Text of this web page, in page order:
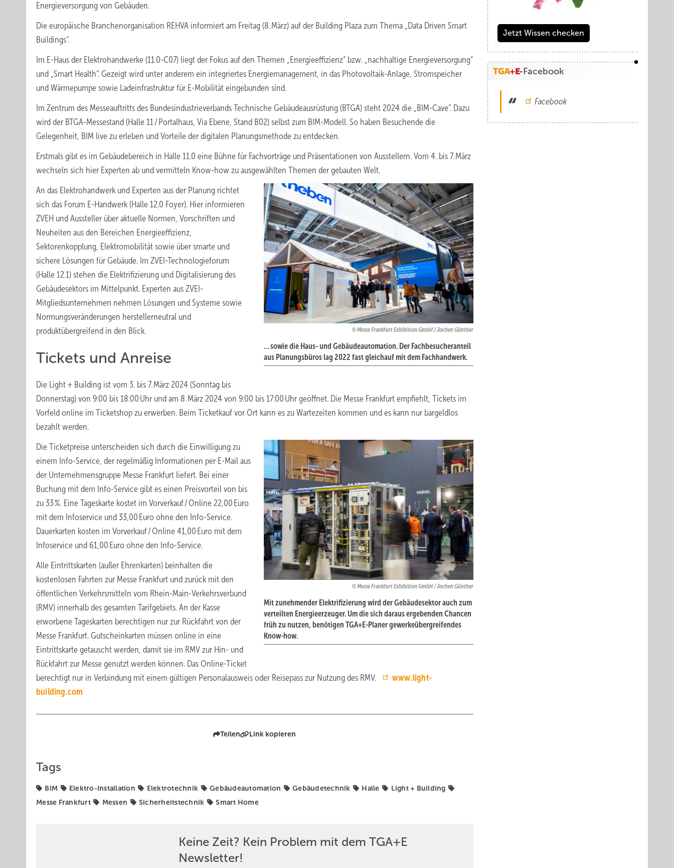
Energieversorgung von Gebäuden.
Die europäische Branchenorganisation REHVA informiert am Freitag (8. März) auf der Building Plaza zum Thema „Data Driven Smart
Buildings“.
Im E-Haus der Elektrohandwerke (11.0-C07) liegt der Fokus auf den Themen „Energieeffizienz“ bzw. „nachhaltige Energieversorgung“
und „Smart Health“. Gezeigt wird unter anderem ein integriertes Energiemanagement, in das Photovoltaik-Anlage, Stromspeicher
und Wärmepumpe sowie Ladeinfrastruktur für E-Mobilität eingebunden sind.
Im Zentrum des Messeauftritts des Bundesindustrieverbands Technische Gebäudeausrüstung (BTGA) steht 2024 die „BIM-Cave“. Dazu
wird der BTGA-Messestand (Halle 11 / Portalhaus, Via Ebene, Stand B02) selbst zum BIM-Modell. So haben Besuchende die
Gelegenheit, BIM live zu erleben und Vorteile der digitalen Planungsmethode zu entdecken.
Erstmals gibt es im Gebäudebereich in Halle 11.0 eine Bühne für Fachvorträge und Präsentationen von Ausstellern. Vom 4. bis 7. März
wechseln sich hier Experten ab und vermitteln Know-how zu ausgewählten Themen der gebauten Welt.
Messe Frankfurt Exhibition GmbH / Jochen Günther
… sowie die Haus- und Gebäudeautomation. Der Fachbesucheranteil
aus Planungsbüros lag 2022 fast gleichauf mit dem Fachhandwerk.
An das Elektrohandwerk und Experten aus der Planung richtet
sich das Forum E-Handwerk (Halle 12.0 Foyer). Hier informieren
ZVEH und Aussteller über aktuelle Normen, Vorschriften und
Neuheiten aus den Bereichen Energieeffizienz,
Sektorenkopplung, Elektromobilität sowie über smarte und
sichere Lösungen für Gebäude. Im ZVEI-Technologieforum
(Halle 12.1) stehen die Elektrifizierung und Digitalisierung des
Gebäudesektors im Mittelpunkt. Experten aus ZVEI-
Mitgliedsunternehmen nehmen Lösungen und Systeme sowie
Normungsveränderungen herstellerneutral und
produktübergreifend in den Blick.
Tickets und Anreise
Die Light + Building ist vom 3. bis 7. März 2024 (Sonntag bis
Donnerstag) von 9:00 bis 18:00 Uhr und am 8. März 2024 von 9:00 bis 17:00 Uhr geöffnet. Die Messe Frankfurt empfiehlt, Tickets im
Vorfeld online im Ticketshop zu erwerben. Beim Ticketkauf vor Ort kann es zu Wartezeiten kommen und es kann nur bargeldlos
bezahlt werden.
Messe Frankfurt Exhibition GmbH / Jochen Günther
Mit zunehmender Elektrifizierung wird der Gebäudesektor auch zum
verteilten Energieerzeuger. Um die sich daraus ergebenden Chancen
früh zu nutzen, benötigen TGA+E-Planer gewerkeübergreifendes
Know-how.
Die Ticketpreise unterscheiden sich durch die Einwilligung zu
einem Info-Service, der regelmäßig Informationen per E-Mail aus
der Unternehmensgruppe Messe Frankfurt liefert. Bei einer
Buchung mit dem Info-Service gibt es einen Preisvorteil von bis
zu 33 %. Eine Tageskarte kostet im Vorverkauf / Online 22,00 Euro
mit dem Infoservice und 33,00 Euro ohne den Info-Service.
Dauerkarten kosten im Vorverkauf / Online 41,00 Euro mit dem
Infoservice und 61,00 Euro ohne den Info-Service.
Alle Eintrittskarten (außer Ehrenkarten) beinhalten die
kostenlosen Fahrten zur Messe Frankfurt und zurück mit den
öffentlichen Verkehrsmitteln vom Rhein-Main-Verkehrsverbund
(RMV) innerhalb des gesamten Tarifgebiets. An der Kasse
erworbene Tageskarten berechtigen nur zur Rückfahrt von der
Messe Frankfurt. Gutscheinkarten müssen online in eine
Eintrittskarte getauscht werden, damit sie im RMV zur Hin- und
Rückfahrt zur Messe genutzt werden können. Das Online-Ticket
berechtigt nur in Verbindung mit einem gültigen Personalausweis oder Reisepass zur Nutzung des RMV.
www.light-
building.com
Teilen Link kopieren
Tags
BIM Elektro-Installation Elektrotechnik Gebäudeautomation Gebäudetechnik Halle
Light + Building
Messe Frankfurt
Messen Sicherheitstechnik Smart Home
Keine Zeit? Kein Problem mit dem TGA+E
Newsletter!
Jetzt Wissen checken
Facebook
Facebook